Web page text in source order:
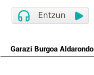
Garazi Burgoa Aldarondo